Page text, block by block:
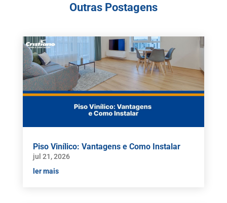
Outras Postagens
Piso Vinílico: Vantagens e Como Instalar
jul 21, 2026
ler mais